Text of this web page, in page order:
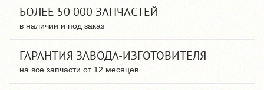
БОЛЕЕ 50 000 ЗАПЧАСТЕЙ
в наличии и под заказ
ГАРАНТИЯ ЗАВОДА-ИЗГОТОВИТЕЛЯ
на все запчасти от 12 месяцев